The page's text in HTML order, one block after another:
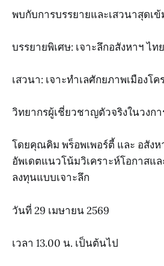
พบกับการบรรยายและเสวนาสุดเ
บรรยายพิเศษ: เจาะลึกอสังหาฯ ไท
เสวนา: เจาะทำเลศักยภาพเมืองโค
วิทยากรผู้เชี่ยวชาญตัวจริงในวงก
โดยคุณคิม พร็อพเพอร์ตี้ และ อสังห
อัพเดตแนวโน้มวิเคราะห์โอกาสแ
ลงทุนแบบเจาะลึก
วันที่ 29 เมษายน 2569
เวลา 13.00 น. เป็นต้นไป